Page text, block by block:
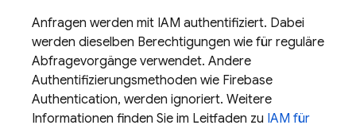
Anfragen werden mit IAM authentifiziert. Dabei
werden dieselben Berechtigungen wie für reguläre
Abfragevorgänge verwendet. Andere
Authentifizierungsmethoden wie Firebase
Authentication, werden ignoriert. Weitere
Informationen finden Sie im Leitfaden zu IAM für